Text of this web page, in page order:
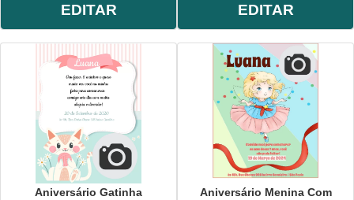
EDITAR EDITAR
Aniversário Gatinha Aniversário Menina Com